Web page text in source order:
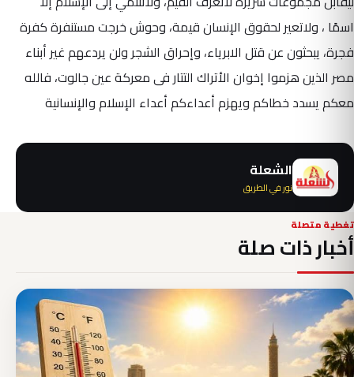
اسمًا ، ولاتعير لحقوق الإنسان قيمة، وحوش خرجت مستنفرة كفرة
فجرة، يبحثون عن قتل الابرياء، وإحراق الشجر ولن يردعهم غير أبناء
مصر الذين هزموا إخوان الأتراك التتار فى معركة عين جالوت، فالله
معكم يسدد خطاكم ويهزم أعداءكم أعداء الإسلام والإنسانية
الشعلة
نور في الطريق
تغطية متصلة
أخبار ذات صلة